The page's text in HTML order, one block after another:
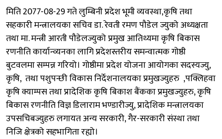
मिति 2077-08-29 गते लुम्बिनी प्रदेश भूमी व्यवस्था,कृषि तथा
सहकारी मन्त्रालयका सचिव डा. रेवती रमण पौडेल ज्युको अध्यक्षता
तथा मा. मन्त्री आरती पौडेलज्युको प्रमुख आतिथ्यमा कृषि बिकास
रणनीति कार्यान्व्यनका लागि प्रदेशस्तरीय समन्वात्मक गोष्ठी
बुटवलमा सम्पन्न गरियो। गोष्ठीमा प्रदेश योजना आयोगका सदस्यज्यु,
कृषि, तथा पशुपन्छी विकास निर्देशनालयका प्रमुखज्युहरु ,पक्लिहवा
कृषि क्याम्पस तथा प्रादेशिक कृषि बिकाश बैंकका प्रमुखज्युहरु, कृषि
बिकास रणनीति विज्ञ डिलाराम भण्डारीज्यु, प्रादेशिक मन्त्रालयका
उपसचिबज्युहरु लगायत अन्य सरकारी, गैर-सरकारी संस्था तथा
निजि क्षेत्रको सहभागिता रह्यो।